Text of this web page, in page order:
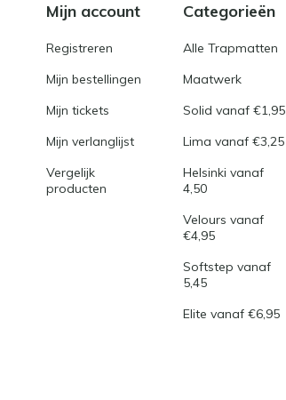
Mijn account
Registreren
Mijn bestellingen
Mijn tickets
Mijn verlanglijst
Vergelijk
producten
Categorieën
Alle Trapmatten
Maatwerk
Solid vanaf €1,95
Lima vanaf €3,25
Helsinki vanaf
4,50
Velours vanaf
€4,95
Softstep vanaf
5,45
Elite vanaf €6,95